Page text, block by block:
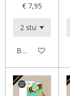
€ 7,95
Bekijk details